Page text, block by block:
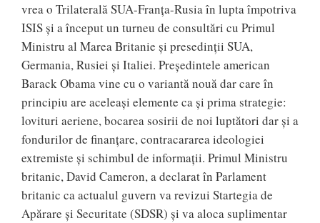
vrea o Trilaterală SUA-Franța-Rusia în lupta împotriva
ISIS și a început un turneu de consultări cu Primul
Ministru al Marea Britanie și presedinții SUA,
Germania, Rusiei și Italiei. Președintele american
Barack Obama vine cu o variantă nouă dar care în
principiu are aceleași elemente ca și prima strategie:
lovituri aeriene, bocarea sosirii de noi luptători dar și a
fondurilor de finanțare, contracararea ideologiei
extremiste și schimbul de informații. Primul Ministru
britanic, David Cameron, a declarat în Parlament
britanic ca actualul guvern va revizui Startegia de
Apărare și Securitate (SDSR) și va aloca suplimentar